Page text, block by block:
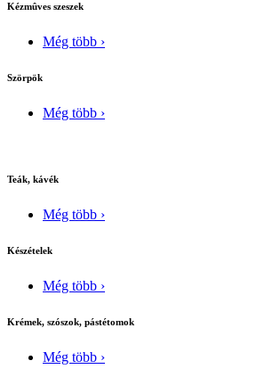
Kézmûves szeszek
Még több ›
Szörpök
Még több ›
Teák, kávék
Még több ›
Készételek
Még több ›
Krémek, szószok, pástétomok
Még több ›